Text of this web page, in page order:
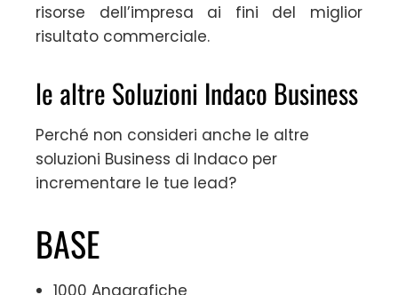
risorse dell’impresa ai fini del miglior
risultato commerciale.
le altre Soluzioni Indaco Business
Perché non consideri anche le altre
soluzioni Business di Indaco per
incrementare le tue lead?
BASE
1000 Anagrafiche